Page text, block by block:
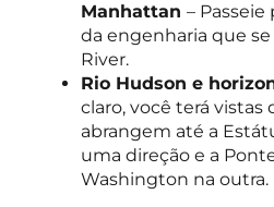
Manhattan – Passeie
da engenharia que
River.
Rio Hudson e
claro, você terá
abrangem até a
uma direção e a
Washington na outra.